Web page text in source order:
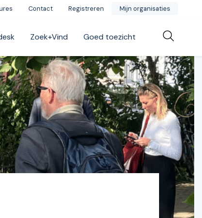
Contact Registreren Mijn organisaties
Zoek+Vind Goed toezicht